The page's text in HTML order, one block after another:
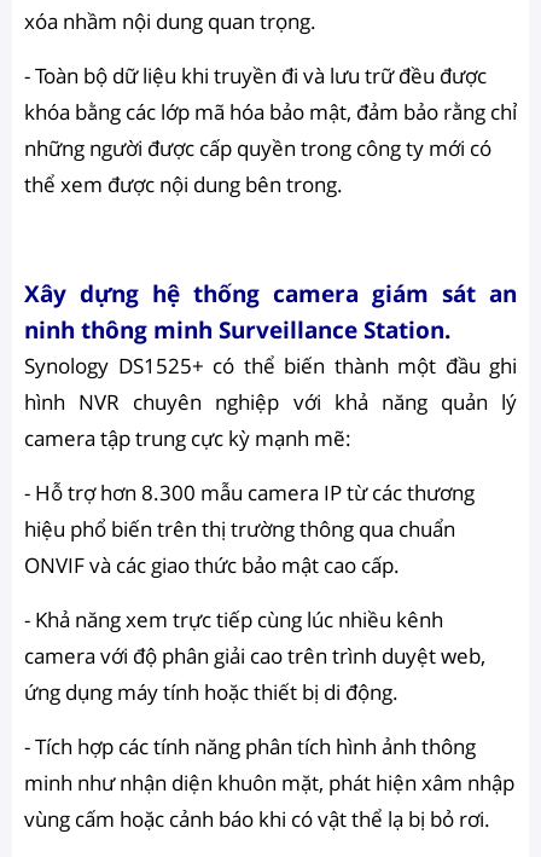
xóa nhầm nội dung quan trọng.
- Toàn bộ dữ liệu khi truyền đi và lưu trữ đều được
khóa bằng các lớp mã hóa bảo mật, đảm bảo rằng chỉ
những người được cấp quyền trong công ty mới có
thể xem được nội dung bên trong.
Xây dựng hệ thống camera giám sát an
ninh thông minh Surveillance Station.
Synology DS1525+ có thể biến thành một đầu ghi
hình NVR chuyên nghiệp với khả năng quản lý
camera tập trung cực kỳ mạnh mẽ:
- Hỗ trợ hơn 8.300 mẫu camera IP từ các thương
hiệu phổ biến trên thị trường thông qua chuẩn
ONVIF và các giao thức bảo mật cao cấp.
- Khả năng xem trực tiếp cùng lúc nhiều kênh
camera với độ phân giải cao trên trình duyệt web,
ứng dụng máy tính hoặc thiết bị di động.
- Tích hợp các tính năng phân tích hình ảnh thông
minh như nhận diện khuôn mặt, phát hiện xâm nhập
vùng cấm hoặc cảnh báo khi có vật thể lạ bị bỏ rơi.